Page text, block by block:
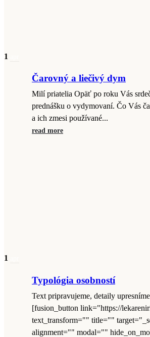
1
Čarovný a liečivý dym
Milí priatelia Opäť po roku Vás
prednášku o vydymovaní. Čo Vás
a ich zmesi používané...
read more
1
Typológia osobností
Text pripravujeme, detaily
[fusion_button link="https://
text_transform="" title=""
alignment="" modal=""